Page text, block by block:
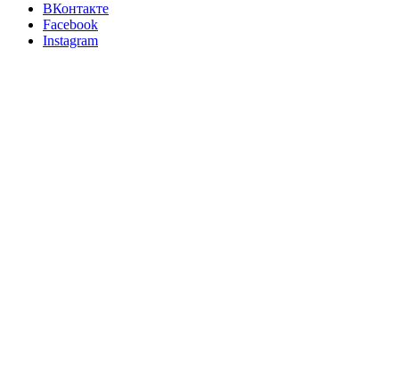
ВКонтакте
Facebook
Instagram